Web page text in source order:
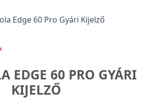
EDGE 60 PRO GYÁRI
KIJELZŐ